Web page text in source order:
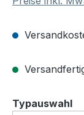
Typauswahl